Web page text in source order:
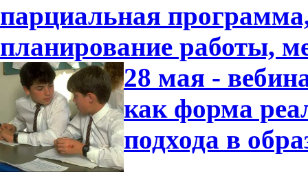
парциальная
планирование работы,
28 мая -
как форма
подхода в